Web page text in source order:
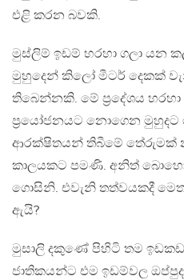
එළි කරන බවකි.
මුස්ලිම් ඉඩම් හරහා ගලා යන
මුහුදෙන් කිලෝ මීටර් දෙකක්
තිබෙන්නකි. මේ ප‍්‍රදේශය
ප‍්‍රයෝජනයට නොගෙන මුහුදට
ආරක්ෂිතයන් තිබීමේ තේරුමක්
කාලයකට පමණි. අනිත්
ගොසිනි. එවැනි තත්වයකදී
ඇයි?
මුසාලි දකුණේ පිහිටි තම
ජාතිකයන්ට එම ඉඩම්වල